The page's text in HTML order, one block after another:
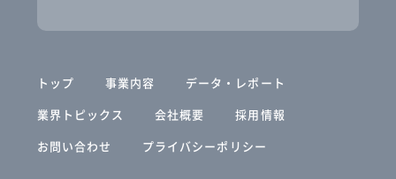
トップ 事業内容
データ・レポート
業界トピックス
会社概要
採用情報
お問い合わせ
プライバシーポリシー